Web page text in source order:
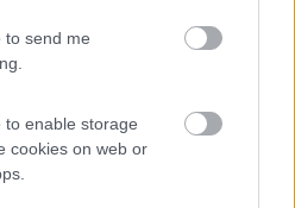
to send me
to enable storage
cookies on web or
temperatura si spegne per poi
ma non fa salire la temperatura
alla macchina nella foto ho il
magari la magagna e' li